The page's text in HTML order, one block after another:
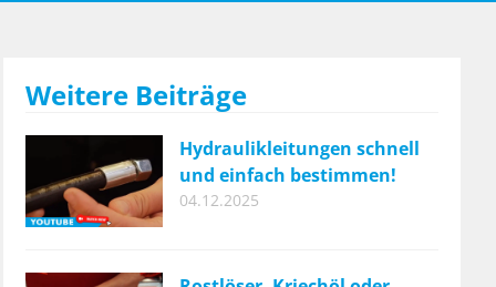
Weitere Beiträge
Hydraulikleitungen schnell
und einfach bestimmen!
04.12.2025